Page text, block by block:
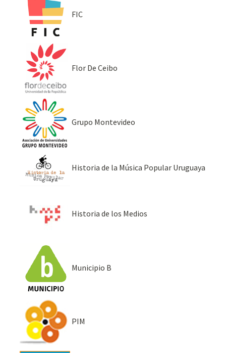
FIC
Flor De Ceibo
Grupo Montevideo
Historia de la Música Popular Uruguaya
Historia de los Medios
Municipio B
PIM